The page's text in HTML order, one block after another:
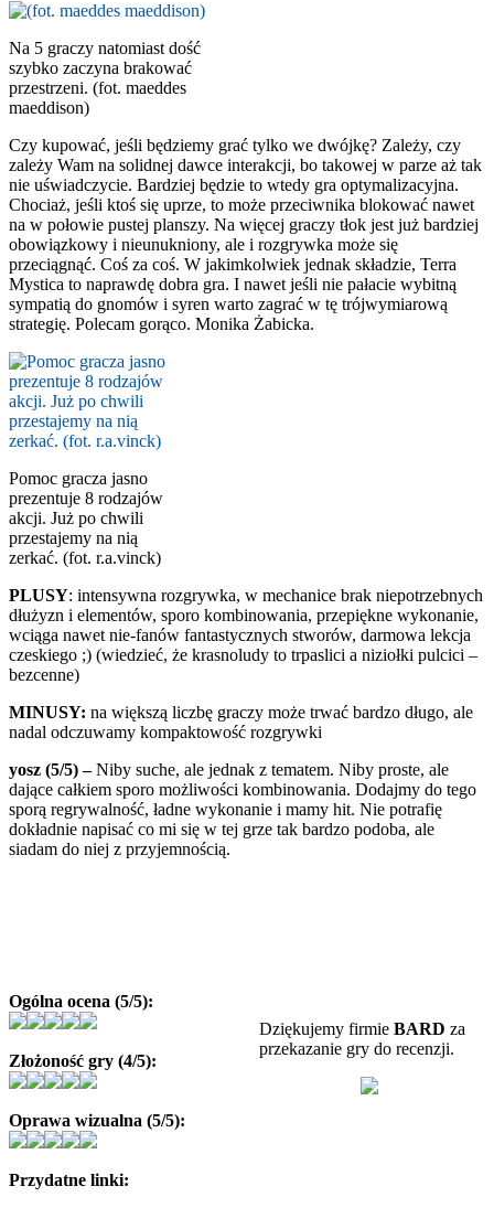
Na 5 graczy natomiast dość
szybko zaczyna brakować
przestrzeni. (fot. maeddes
maeddison)
Czy kupować, jeśli będziemy grać tylko we dwójkę? Zależy, czy
zależy Wam na solidnej dawce interakcji, bo takowej w parze aż tak
nie uświadczycie. Bardziej będzie to wtedy gra optymalizacyjna.
Chociaż, jeśli ktoś się uprze, to może przeciwnika blokować nawet
na w połowie pustej planszy. Na więcej graczy tłok jest już bardziej
obowiązkowy i nieunukniony, ale i rozgrywka może się
przeciągnąć. Coś za coś. W jakimkolwiek jednak składzie, Terra
Mystica to naprawdę dobra gra. I nawet jeśli nie pałacie wybitną
sympatią do gnomów i syren warto zagrać w tę trójwymiarową
strategię. Polecam gorąco. Monika Żabicka.
Pomoc gracza jasno
prezentuje 8 rodzajów
akcji. Już po chwili
przestajemy na nią
zerkać. (fot. r.a.vinck)
PLUSY: intensywna rozgrywka, w mechanice brak niepotrzebnych
dłużyzn i elementów, sporo kombinowania, przepiękne wykonanie,
wciąga nawet nie-fanów fantastycznych stworów, darmowa lekcja
czeskiego ;) (wiedzieć, że krasnoludy to trpaslici a niziołki pulcici –
bezcenne)
MINUSY: na większą liczbę graczy może trwać bardzo długo, ale
nadal odczuwamy kompaktowość rozgrywki
yosz (5/5) –Niby suche, ale jednak z tematem. Niby proste, ale
dające całkiem sporo możliwości kombinowania. Dodajmy do tego
sporą regrywalność, ładne wykonanie i mamy hit. Nie potrafię
dokładnie napisać co mi się w tej grze tak bardzo podoba, ale
siadam do niej z przyjemnością.
Dziękujemy firmie BARD za
przekazanie gry do recenzji.
Ogólna ocena (5/5):
Złożoność gry (4/5):
Oprawa wizualna (5/5):
Przydatne linki: